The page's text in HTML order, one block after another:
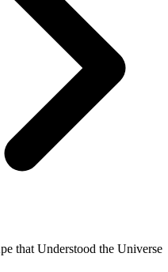
that Understood the Universe